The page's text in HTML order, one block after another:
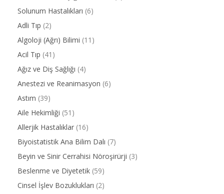
Solunum Hastalıkları (6)
Adli Tıp (2)
Algoloji (Ağrı) Bilimi (11)
Acil Tıp (41)
Ağız ve Diş Sağlığı (4)
Anestezi ve Reanimasyon (6)
Astım (39)
Aile Hekimliği (51)
Allerjik Hastalıklar (16)
Biyoistatistik Ana Bilim Dalı (7)
Beyin ve Sinir Cerrahisi Nöroşirürji (3)
Beslenme ve Diyetetik (59)
Cinsel İşlev Bozuklukları (2)